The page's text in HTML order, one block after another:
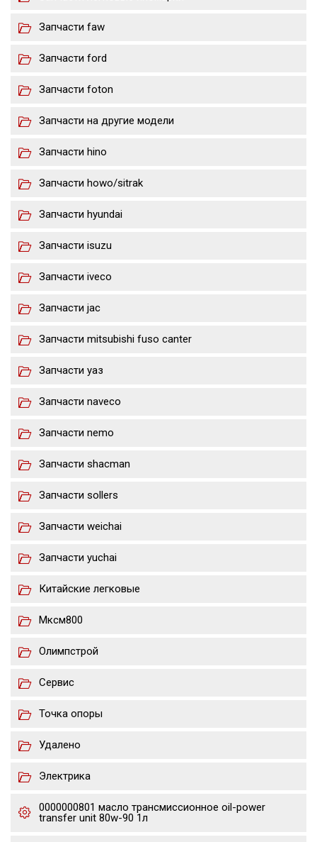
Запчасти faw
Запчасти ford
Запчасти foton
Запчасти на другие модели
Запчасти hino
Запчасти howo/sitrak
Запчасти hyundai
Запчасти isuzu
Запчасти iveco
Запчасти jac
Запчасти mitsubishi fuso canter
Запчасти уаз
Запчасти naveco
Запчасти nemo
Запчасти shacman
Запчасти sollers
Запчасти weichai
Запчасти yuchai
Китайские легковые
Мксм800
Олимпстрой
Сервис
Точка опоры
Удалено
Электрика
0000000801 масло трансмиссионное oil-power
transfer unit 80w-90 1л